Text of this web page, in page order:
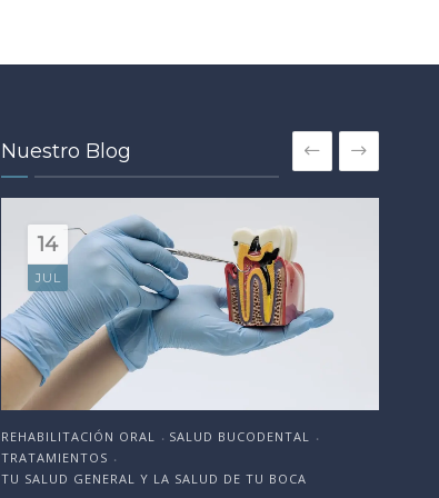
Nuestro Blog
18
JUN
ESTÉTICA DENTAL • SALUD BUCODENTAL •
TRATAMIENTOS •
TU SALUD GENERAL Y LA SALUD DE TU BOCA